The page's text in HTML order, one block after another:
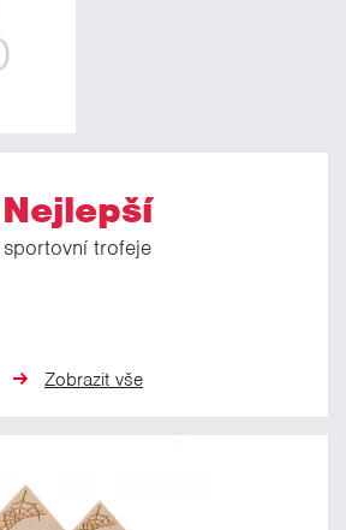
Nejlepší
sportovní trofeje
Zobrazit vše